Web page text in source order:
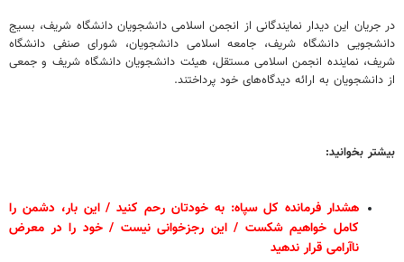
در جریان این دیدار نمایندگانی از انجمن اسلامی دانشجویان دانشگاه شریف، بسیج
دانشجویی دانشگاه شریف، جامعه اسلامی دانشجویان، شورای صنفی دانشگاه
شریف، نماینده انجمن اسلامی مستقل، هیئت دانشجویان دانشگاه شریف و جمعی
از دانشجویان به ارائه دیدگاه‌های خود پرداختند.
بیشتر بخوانید:
هشدار فرمانده کل سپاه: به خودتان رحم کنید / این بار، دشمن را
کامل خواهیم شکست / این رجزخوانی نیست / خود را در معرض
ناآرامی قرار ندهید